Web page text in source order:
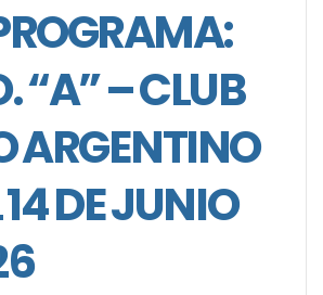
“A” – CLUB
ARGENTINO
14 DE JUNIO